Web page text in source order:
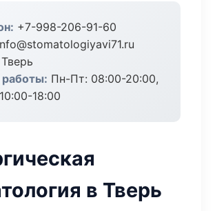
+7-998-206-91-60
Тверь
Пн-Пт: 08:00-20:00,
18:00
в Тверь